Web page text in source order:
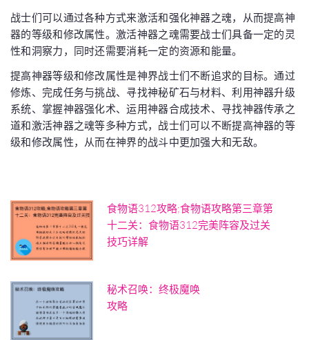
战士们可以通过各种方式来激活和强化神器之魂，从而提高神
器的等级和修改属性。激活神器之魂需要战士们具备一定的灵
性和洞察力，同时还需要消耗一定的资源和能量。
提高神器等级和修改属性是神界战士们不断追求的目标。通过
修炼、完成任务与挑战、寻找神秘矿石与材料、利用神器升级
系统、掌握神器强化术、运用神器合成技术、寻找神器传承之
道和激活神器之魂等多种方式，战士们可以不断提高神器的等
级和修改属性，从而在神界的战斗中更加强大和无敌。
食物语312攻略;食物语攻略第三章第
十二关：食物语312完美阵容及过关
技巧详解
秘术召唤：终极魔唤
攻略